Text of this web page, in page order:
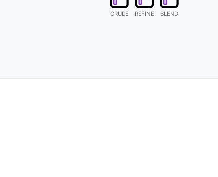
CRUDE REFINE BLEND